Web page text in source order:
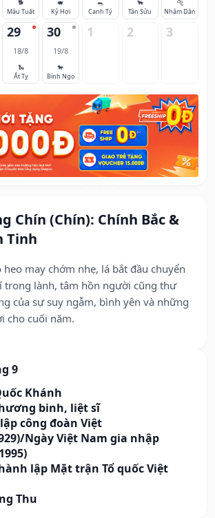
Chín (Chín): Chính Bắc &
Tinh
heo may chớm nhẹ, lá bắt đầu chuyển
trong lành, tâm hồn người cũng thư
của sự suy ngẫm, bình yên và những
cho cuối năm.
9
Khánh
binh, liệt sĩ
công đoàn Việt
Ngày Việt Nam gia nhập
lập Mặt trận Tổ quốc Việt
Thu
🐕
Mậu Tuất
🐖
Kỷ Hợi
🐀
Canh Tý
🐂
Tân Sửu
🐅
Nhâm Dần
29
18/8
🐍
Ất Tỵ
30
19/8
🐎
Bính Ngọ
1 2 3